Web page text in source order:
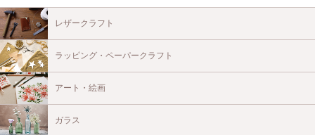
レザークラフト
ラッピング・ペーパークラフト
アート・絵画
ガラス